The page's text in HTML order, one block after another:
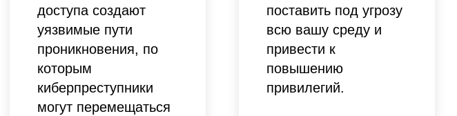
доступа создают
уязвимые пути
проникновения, по
которым
киберпреступники
могут перемещаться
поставить под угрозу
всю вашу среду и
привести к
повышению
привилегий.